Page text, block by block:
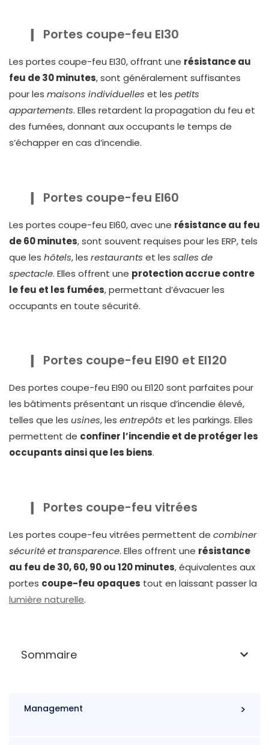
Portes coupe-feu EI30
Les portes coupe-feu EI30, offrant une résistance au
feu de 30 minutes, sont généralement suffisantes
pour les maisons individuelles et les petits
appartements. Elles retardent la propagation du feu et
des fumées, donnant aux occupants le temps de
s’échapper en cas d’incendie.
Portes coupe-feu EI60
Les portes coupe-feu EI60, avec une résistance au feu
de 60 minutes, sont souvent requises pour les ERP, tels
que les hôtels, les restaurants et les salles de
spectacle. Elles offrent une protection accrue contre
le feu et les fumées, permettant d’évacuer les
occupants en toute sécurité.
Portes coupe-feu EI90 et EI120
Des portes coupe-feu EI90 ou EI120 sont parfaites pour
les bâtiments présentant un risque d’incendie élevé,
telles que les usines, les entrepôts et les parkings. Elles
permettent de confiner l’incendie et de protéger les
occupants ainsi que les biens.
Portes coupe-feu vitrées
Les portes coupe-feu vitrées permettent de combiner
sécurité et transparence. Elles offrent une résistance
au feu de 30, 60, 90 ou 120 minutes, équivalentes aux
portes coupe-feu opaques tout en laissant passer la
lumière naturelle.
Sommaire
Management